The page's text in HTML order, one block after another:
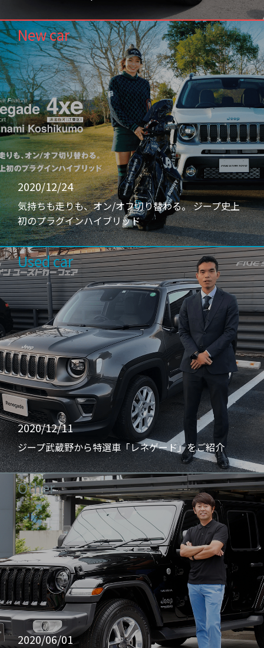
New car
2020/12/24
気持ちも走りも、オン/オフ切り替わる。 ジープ史上
初のプラグインハイブリッド
Used car
2020/12/11
ジープ武蔵野から特選車「レネゲード」をご紹介
Other
2020/06/01